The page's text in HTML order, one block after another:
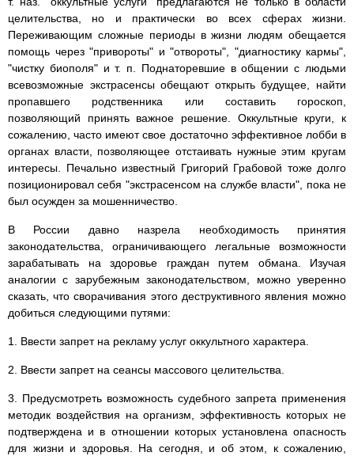
целительства, но и практически во всех сферах жизни.
Переживающим сложные периоды в жизни людям обещается
помощь через "привороты" и "отвороты", "диагностику кармы",
"чистку биополя" и т. п. Поднаторевшие в общении с людьми
всевозможные экстрасенсы обещают открыть будущее, найти
пропавшего родственника или составить гороскоп,
позволяющий принять важное решение. Оккультные круги, к
сожалению, часто имеют свое достаточно эффективное лобби в
органах власти, позволяющее отстаивать нужные этим кругам
интересы. Печально известный Григорий Грабовой тоже долго
позиционировал себя "экстрасенсом на службе власти", пока не
был осужден за мошенничество.
В России давно назрела необходимость принятия
законодательства, ограничивающего легальные возможности
зарабатывать на здоровье граждан путем обмана. Изучая
аналогии с зарубежным законодательством, можно уверенно
сказать, что сворачивания этого деструктивного явления можно
добиться следующими путями:
1. Ввести запрет на рекламу услуг оккультного характера.
2. Ввести запрет на сеансы массового целительства.
3. Предусмотреть возможность судебного запрета применения
методик воздействия на организм, эффективность которых не
подтверждена и в отношении которых установлена опасность
для жизни и здоровья. На сегодня, и об этом, к сожалению,